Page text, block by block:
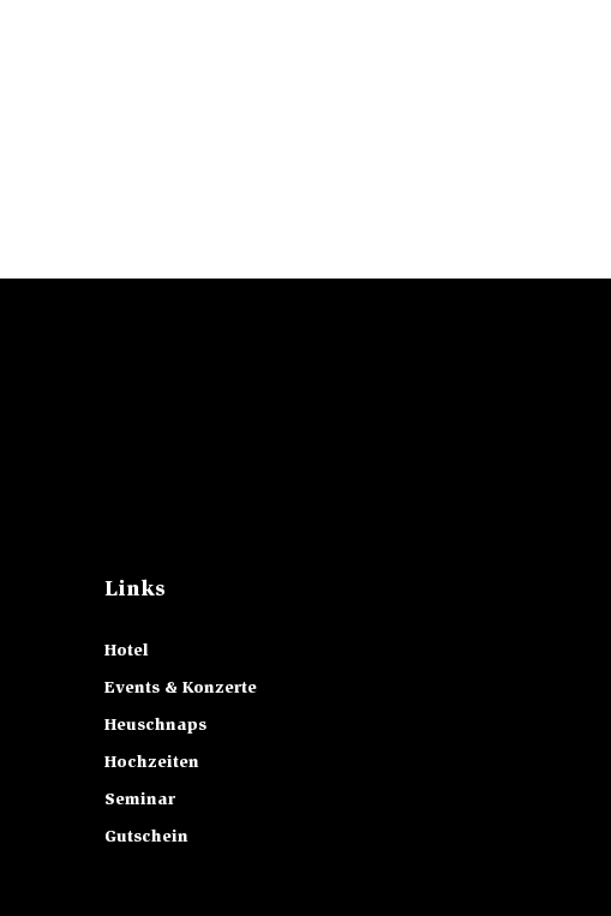
Links
Hotel
Events & Konzerte
Heuschnaps
Hochzeiten
Seminar
Gutschein